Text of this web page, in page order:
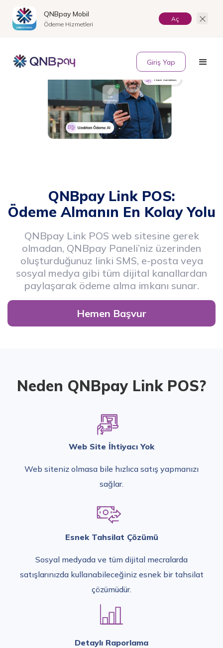
QNBpay Mobil
Ödeme Hizmetleri
Aç
EN
Giriş Yap
QNBpay Link POS:
Ödeme Almanın En Kolay Yolu
QNBpay Link POS web sitesine gerek
olmadan, QNBpay Paneli’niz üzerinden
oluşturduğunuz linki SMS, e-posta veya
sosyal medya gibi tüm dijital kanallardan
paylaşarak ödeme alma imkanı sunar.
Hemen Başvur
Neden QNBpay Link POS?
Web Site İhtiyacı Yok
Web siteniz olmasa bile hızlıca satış yapmanızı
sağlar.
Esnek Tahsilat Çözümü
Sosyal medyada ve tüm dijital mecralarda
satışlarınızda kullanabileceğiniz esnek bir tahsilat
çözümüdür.
Detaylı Raporlama